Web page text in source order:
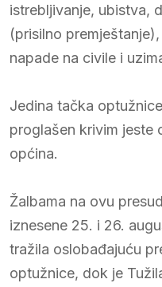
istrebljivanje, ubistva,
(prisilno
napade na civile i
Jedina tačka
proglašen krivim jeste
općina.
Žalbama na ovu
iznesene 25. i 26.
tražila oslobađajuću
optužnice, dok je